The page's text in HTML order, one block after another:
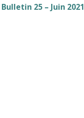
Bulletin 25 – Juin 2021